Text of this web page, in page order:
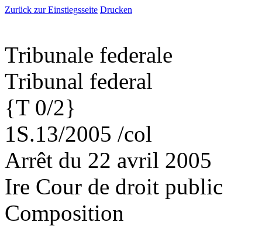
Zurück zur Einstiegsseite Drucken
Tribunale federale
Tribunal federal
{T 0/2}
1S.13/2005 /col
Arrêt du 22 avril 2005
Ire Cour de droit public
Composition